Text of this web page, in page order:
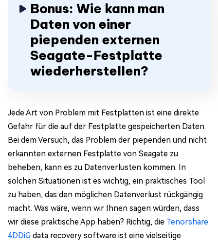
Bonus: Wie kann man
Daten von einer
piependen externen
Seagate-Festplatte
wiederherstellen?
Jede Art von Problem mit Festplatten ist eine direkte
Gefahr für die auf der Festplatte gespeicherten Daten.
Bei dem Versuch, das Problem der piependen und nicht
erkannten externen Festplatte von Seagate zu
beheben, kann es zu Datenverlusten kommen. In
solchen Situationen ist es wichtig, ein praktisches Tool
zu haben, das den möglichen Datenverlust rückgängig
macht. Was wäre, wenn wir Ihnen sagen würden, dass
wir diese praktische App haben? Richtig, die Tenorshare
4DDiG data recovery software ist eine vielseitige